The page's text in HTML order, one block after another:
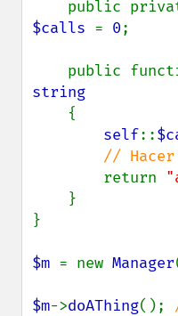
public
$calls = 0;
public
string
{
self::
//
return
}
$m = new Manager
$m->doAThing();